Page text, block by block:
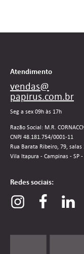
Atendimento
vendas@
papirus.com.br
Seg a sex 09h às 17h
Razão Social: M.R.
CNPJ 48.181.754/0001-11
Rua Barata Ribeiro, 79, salas
Vila Itapura - Campinas - SP -
Redes sociais: